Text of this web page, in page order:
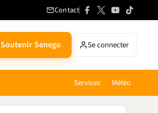
Contact
Soutenir Senego Se connecter
Services Météo